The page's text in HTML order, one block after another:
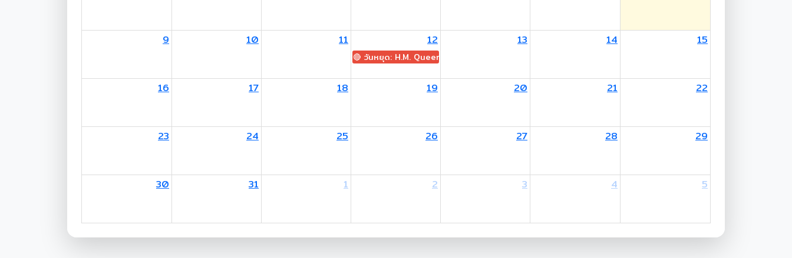
9 10 11 12
🔴 วันหยุด: H.M. Queen Sirikit The Queen Mother's Birthday / Mother's Day
13 14 15
16 17 18 19 20 21 22
23 24 25 26 27 28 29
30 31 1 2 3 4 5